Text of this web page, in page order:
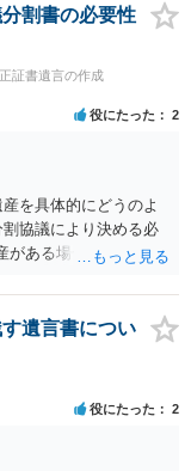
ったのですから、あき
割書の必要性
証書遺言の作成
役にたった 2
を具体的にどうのよ
協議により決める必
がある場合に、どの遺
るのか等について
があります）。
遺言書につい
役にたった 2